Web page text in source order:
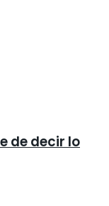
de decir lo